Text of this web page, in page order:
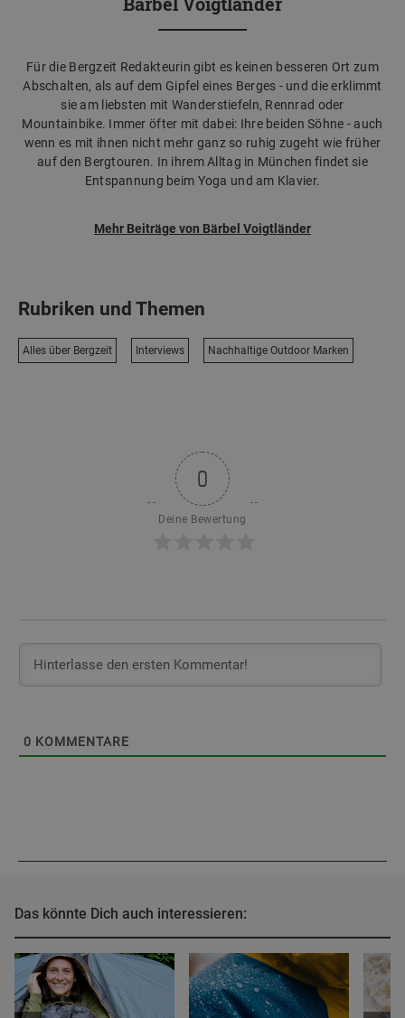
Für die Bergzeit Redakteurin gibt es keinen besseren Ort zum
Abschalten, als auf dem Gipfel eines Berges - und die erklimmt
sie am liebsten mit Wanderstiefeln, Rennrad oder
Mountainbike. Immer öfter mit dabei: Ihre beiden Söhne - auch
wenn es mit ihnen nicht mehr ganz so ruhig zugeht wie früher
auf den Bergtouren. In ihrem Alltag in München findet sie
Entspannung beim Yoga und am Klavier.
Mehr Beiträge von Bärbel Voigtländer
Rubriken und Themen
Alles über Bergzeit Interviews Nachhaltige Outdoor Marken
0
Deine Bewertung
0 KOMMENTARE
Das könnte Dich auch interessieren: